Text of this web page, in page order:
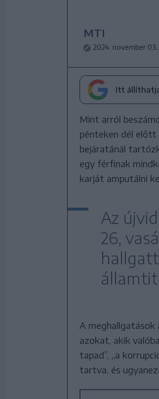
MTI
2024. november
Itt
Mint arról
pénteken dél előtt
bejáratánál
egy férfinak
karját amputálni
Az
26,
A meghallgatások
azokat, akik
tapad”, „a
tartva, és